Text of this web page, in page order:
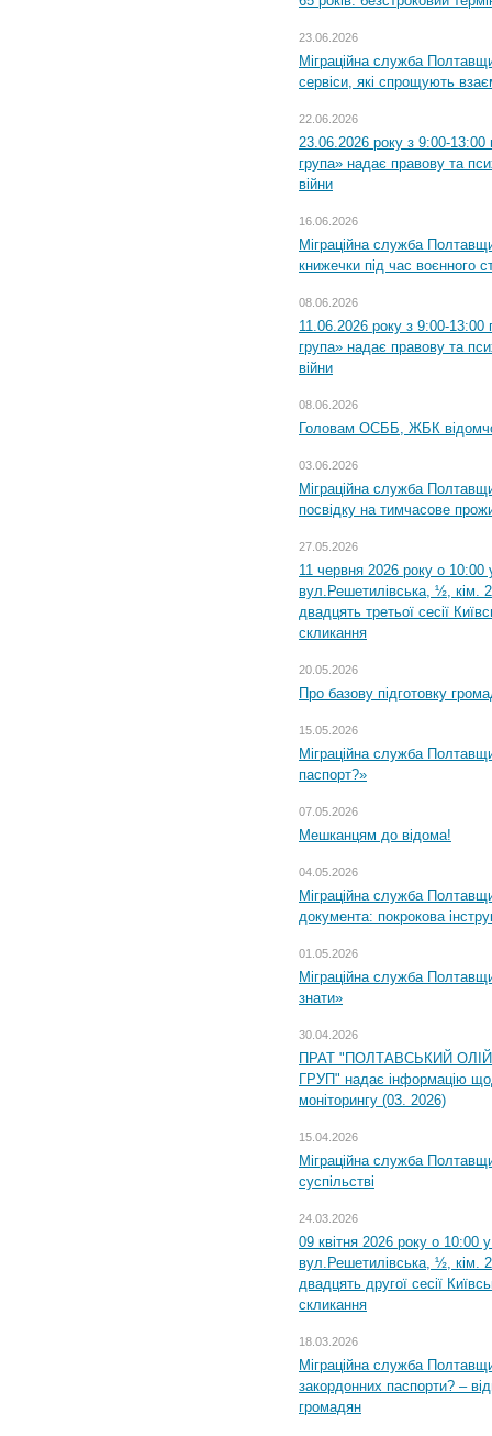
23.06.2026
Міграційна служба
сервіси, які спрощують
22.06.2026
23.06.2026 року з 9:00-13:00
група» надає правову та
війни
16.06.2026
Міграційна служба
книжечки під час воєнного
08.06.2026
11.06.2026 року з 9:00-13:00
група» надає правову та
війни
08.06.2026
Головам ОСББ, ЖБК
03.06.2026
Міграційна служба
посвідку на тимчасове
27.05.2026
11 червня 2026 року о 10:00
вул.Решетилівська, ½, кім.
двадцять третьої сесії
скликання
20.05.2026
Про базову підготовку
15.05.2026
Міграційна служба
паспорт?»
07.05.2026
Мешканцям до відома!
04.05.2026
Міграційна служба
документа: покрокова
01.05.2026
Міграційна служба
знати»
30.04.2026
ПРАТ "ПОЛТАВСЬКИЙ
ГРУП" надає інформацію
моніторингу (03. 2026)
15.04.2026
Міграційна служба
суспільстві
24.03.2026
09 квітня 2026 року о 10:00
вул.Решетилівська, ½, кім.
двадцять другої сесії
скликання
18.03.2026
Міграційна служба
закордонних паспорти? –
громадян